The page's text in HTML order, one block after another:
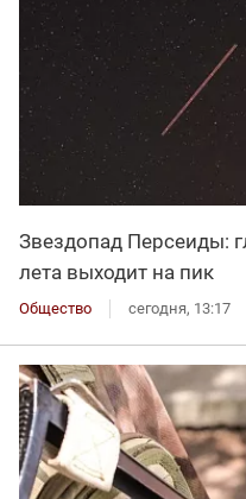
Звездопад Персеиды:
лета выходит на пик
Общество сегодня, 13:17